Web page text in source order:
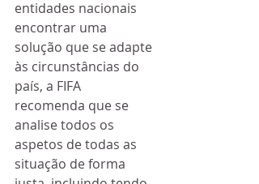
entidades nacionais
encontrar uma
solução que se adapte
às circunstâncias do
país, a FIFA
recomenda que se
analise todos os
aspetos de todas as
situação de forma